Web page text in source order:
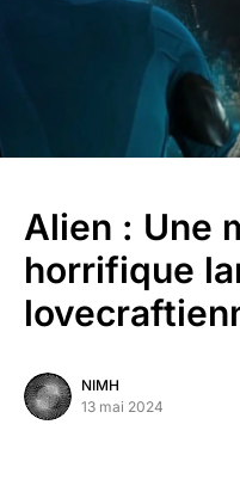
Alien : Une
horrifique
NIMH
13 mai 2024